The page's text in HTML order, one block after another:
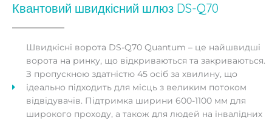
Квантовий швидкісний шлюз DS-Q70
Швидкісні ворота DS-Q70 Quantum – це найшвидші
ворота на ринку, що відкриваються та закриваються.
З пропускною здатністю 45 осіб за хвилину, що
ідеально підходить для місць з великим потоком
відвідувачів. Підтримка ширини 600-1100 мм для
широкого проходу, а також для людей на інвалідних